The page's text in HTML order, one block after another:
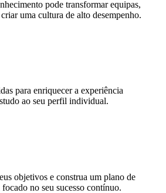
pode transformar equipas,
uma cultura de alto desempenho.
para enriquecer a experiência
ao seu perfil individual.
objetivos e construa um plano de
no seu sucesso contínuo.